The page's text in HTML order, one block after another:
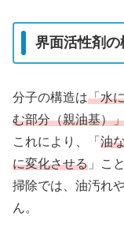
界面活性剤
分子の構造は「水
む部分（親油基）
これにより、「 油
に変化させる 」こ
掃除では、油汚れ
ん。